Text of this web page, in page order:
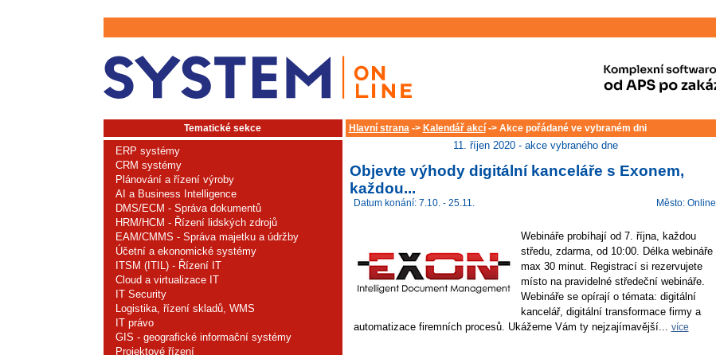
Tematické sekce
ERP systémy
CRM systémy
Plánování a řízení výroby
AI a Business Intelligence
DMS/ECM - Správa dokumentů
HRM/HCM - Řízení lidských zdrojů
EAM/CMMS - Správa majetku a údržby
Účetní a ekonomické systémy
ITSM (ITIL) - Řízení IT
Cloud a virtualizace IT
IT Security
Logistika, řízení skladů, WMS
IT právo
GIS - geografické informační systémy
Projektové řízení
Hlavní strana-> Kalendář akcí-> Akce pořádané ve vybraném dni
11. říjen 2020 - akce vybraného dne
Objevte výhody digitální kanceláře s Exonem,
každou...
Datum konání: 7.10. - 25.11. Město: Online
Webináře probíhají od 7. října, každou
středu, zdarma, od 10:00. Délka webináře
max 30 minut. Registrací si rezervujete
místo na pravidelné středeční webináře.
Webináře se opírají o témata: digitální
kancelář, digitální transformace firmy a
automatizace firemních procesů. Ukážeme Vám ty nejzajímavější... více